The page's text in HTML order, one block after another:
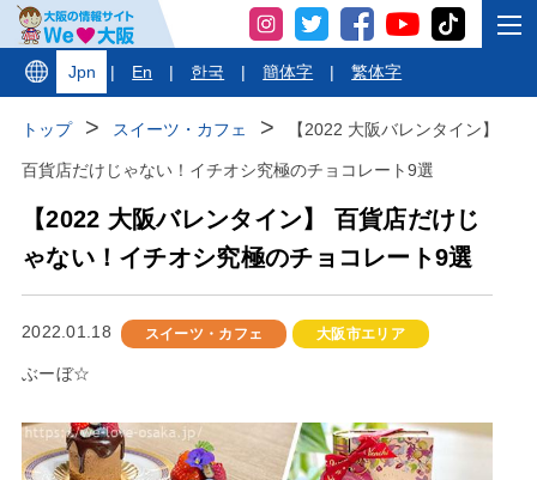
Jpn | En | 한국 | 簡体字 | 繁体字
トップ スイーツ・カフェ 【2022 大阪バレンタイン】
百貨店だけじゃない！イチオシ究極のチョコレート9選
【2022 大阪バレンタイン】 百貨店だけじ
ゃない！イチオシ究極のチョコレート9選
2022.01.18 スイーツ・カフェ 大阪市エリア
ぶーぼ☆